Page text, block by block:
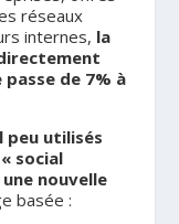
réseaux
internes, la
de 7% à
peu utilisés
social
une nouvelle
basée :